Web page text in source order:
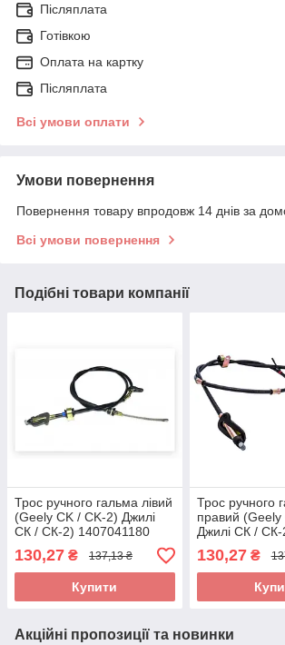
Післяплата
Готівкою
Оплата на картку
Післяплата
Всі умови оплати
Умови повернення
Повернення товару впродовж 14 днів за
Всі умови повернення
Подібні товари компанії
Трос ручного гальма лівий
(Geely CK / CK-2) Джилі
СК / СК-2) 1407041180
(Склад ASM-UKR)
130,27 ₴ 137,13 ₴
Купити
Трос ручного
правий (Geely
Джилі СК / СК-
1407042180
UKR)
130,27₴
Акційні пропозиції та новинки